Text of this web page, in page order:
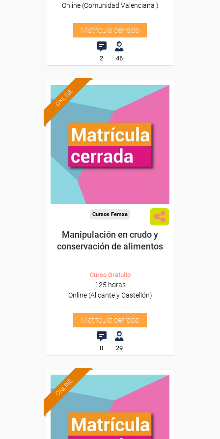
Online (Comunidad Valenciana )
Matrícula cerrada
2 46
ONLINE
Cursos Femxa
Manipulación en crudo y
conservación de alimentos
Curso Gratuito
125 horas
Online (Alicante y Castellón)
Matrícula cerrada
0 29
ONLINE